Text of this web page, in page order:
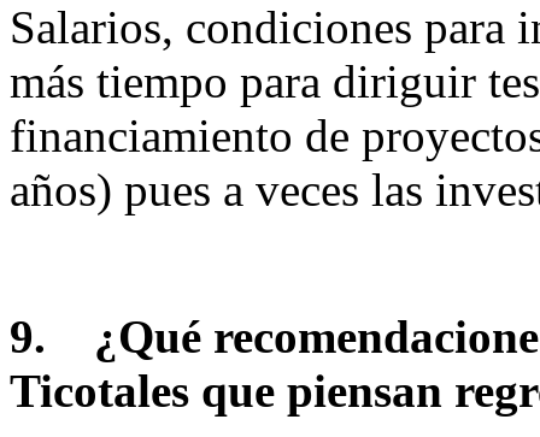
Salarios, condiciones para
más tiempo para diriguir
financiamiento de
años) pues a veces las
9. ¿Qué
Ticotales que piensan